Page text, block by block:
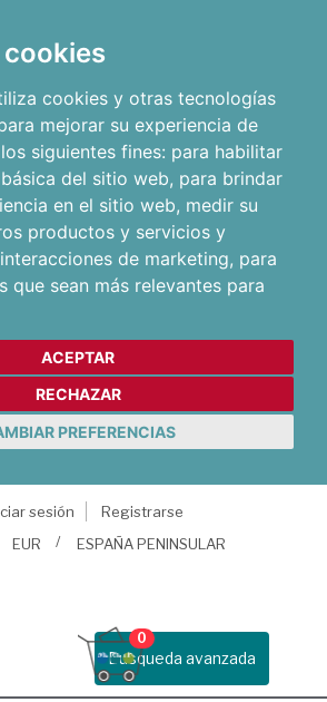
cookies y otras tecnologías
mejorar su experiencia de
siguientes fines: para habilitar
del sitio web, para brindar
en el sitio web, medir su
productos y servicios y
de marketing, para
que sean más relevantes para
ACEPTAR
RECHAZAR
PREFERENCIAS
sesión
Registrarse
EUR ESPAÑA PENINSULAR
Busqueda avanzada
0